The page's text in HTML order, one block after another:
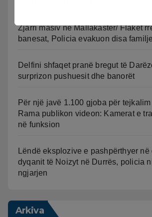
Zjarri masiv në Mallakastër/ Flakët
banesat, Policia evakuon disa
Delfini shfaqet pranë bregut të
surprizon pushuesit dhe banorët
Për një javë 1.100 gjoba për
Rama publikon videon: Kamerat e
në funksion
Lëndë eksplozive e pashpërthyer në
dyqanit të Noizyt në Durrës, policia
ngjarjen
Arkiva